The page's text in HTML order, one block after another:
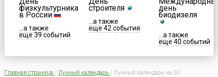
физкультурника
в России
...а также
еще 39 событий
строителя
...а также
еще 42 события
день
биодизеля
...а также
еще 40 событий
Главная страница / Лунный календарь / Лунный календарь на 30